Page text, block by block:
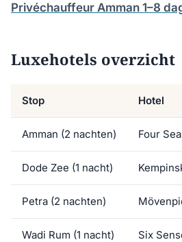
Privéchauffeur Amman 1–8
Luxehotels overzicht
Stop Hotel
Amman (2 nachten) Four
Dode Zee (1 nacht)
Petra (2 nachten)
Wadi Rum (1 nacht) Six